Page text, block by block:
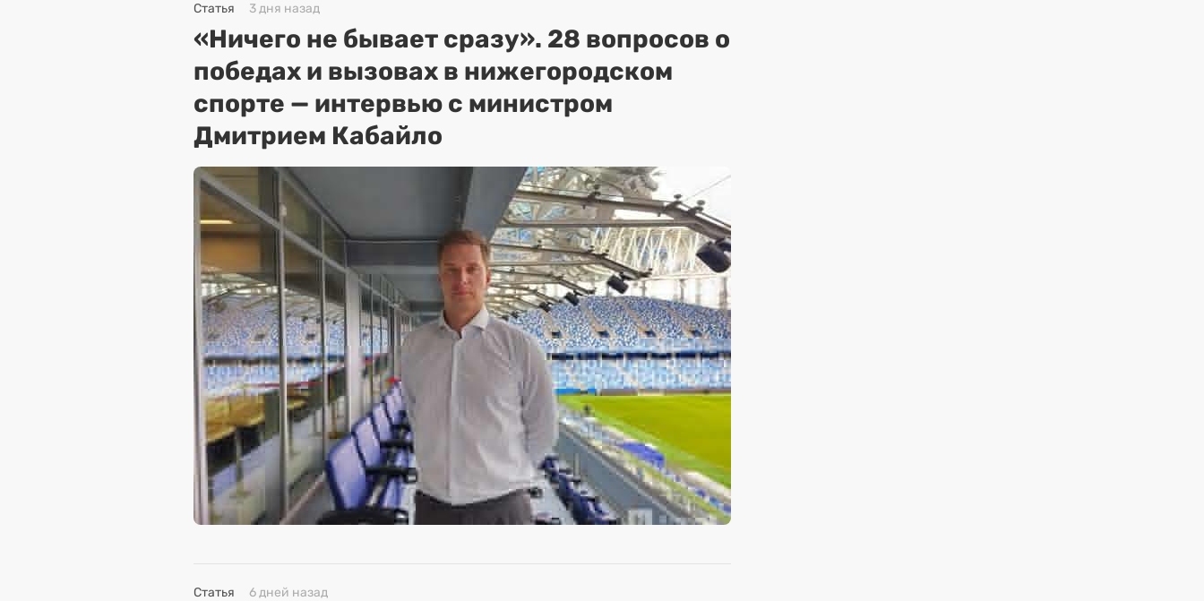
Статья 3 дня назад
«Ничего не бывает сразу». 28 вопросов о
победах и вызовах в нижегородском
спорте — интервью с министром
Дмитрием Кабайло
Статья 6 дней назад